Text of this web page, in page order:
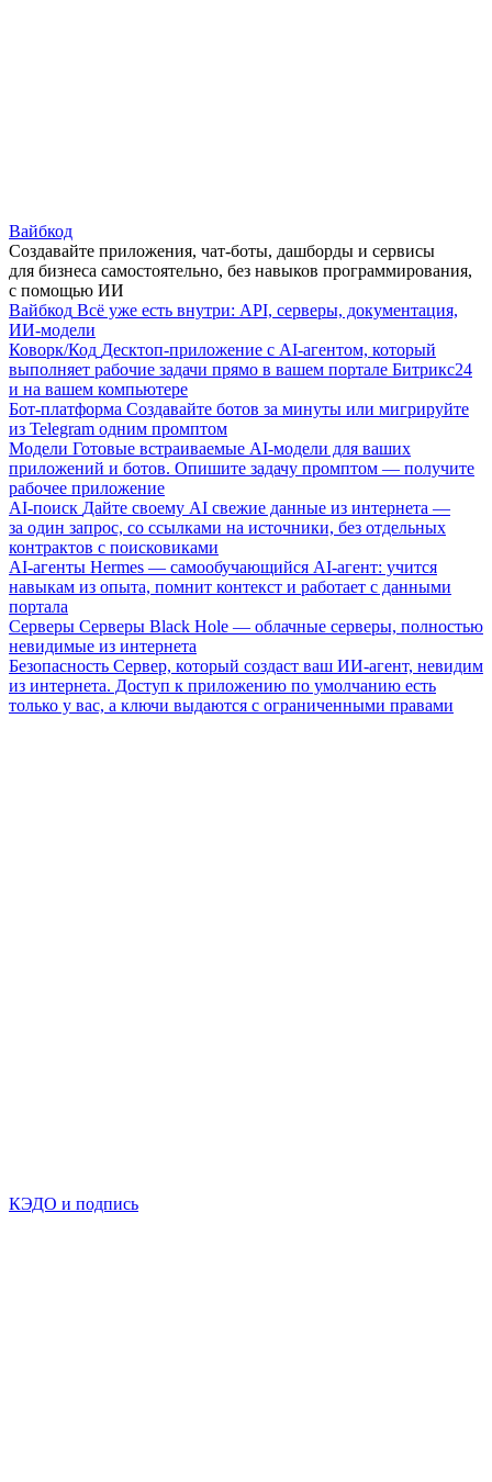
Вайбкод
Создавайте приложения, чат-боты, дашборды и сервисы
для бизнеса самостоятельно, без навыков программирования,
с помощью ИИ
Вайбкод Всё уже есть внутри: API, серверы, документация,
ИИ-модели
Коворк/Код Десктоп-приложение с AI-агентом, который
выполняет рабочие задачи прямо в вашем портале Битрикс24
и на вашем компьютере
Бот-платформа Создавайте ботов за минуты или мигрируйте
из Telegram одним промптом
Модели Готовые встраиваемые AI-модели для ваших
приложений и ботов. Опишите задачу промптом — получите
рабочее приложение
AI-поиск Дайте своему AI свежие данные из интернета —
за один запрос, со ссылками на источники, без отдельных
контрактов с поисковиками
AI-агенты Hermes — самообучающийся AI-агент: учится
навыкам из опыта, помнит контекст и работает с данными
портала
Серверы Серверы Black Hole — облачные серверы, полностью
невидимые из интернета
Безопасность Сервер, который создаст ваш ИИ-агент, невидим
из интернета. Доступ к приложению по умолчанию есть
только у вас, а ключи выдаются с ограниченными правами
КЭДО и подпись